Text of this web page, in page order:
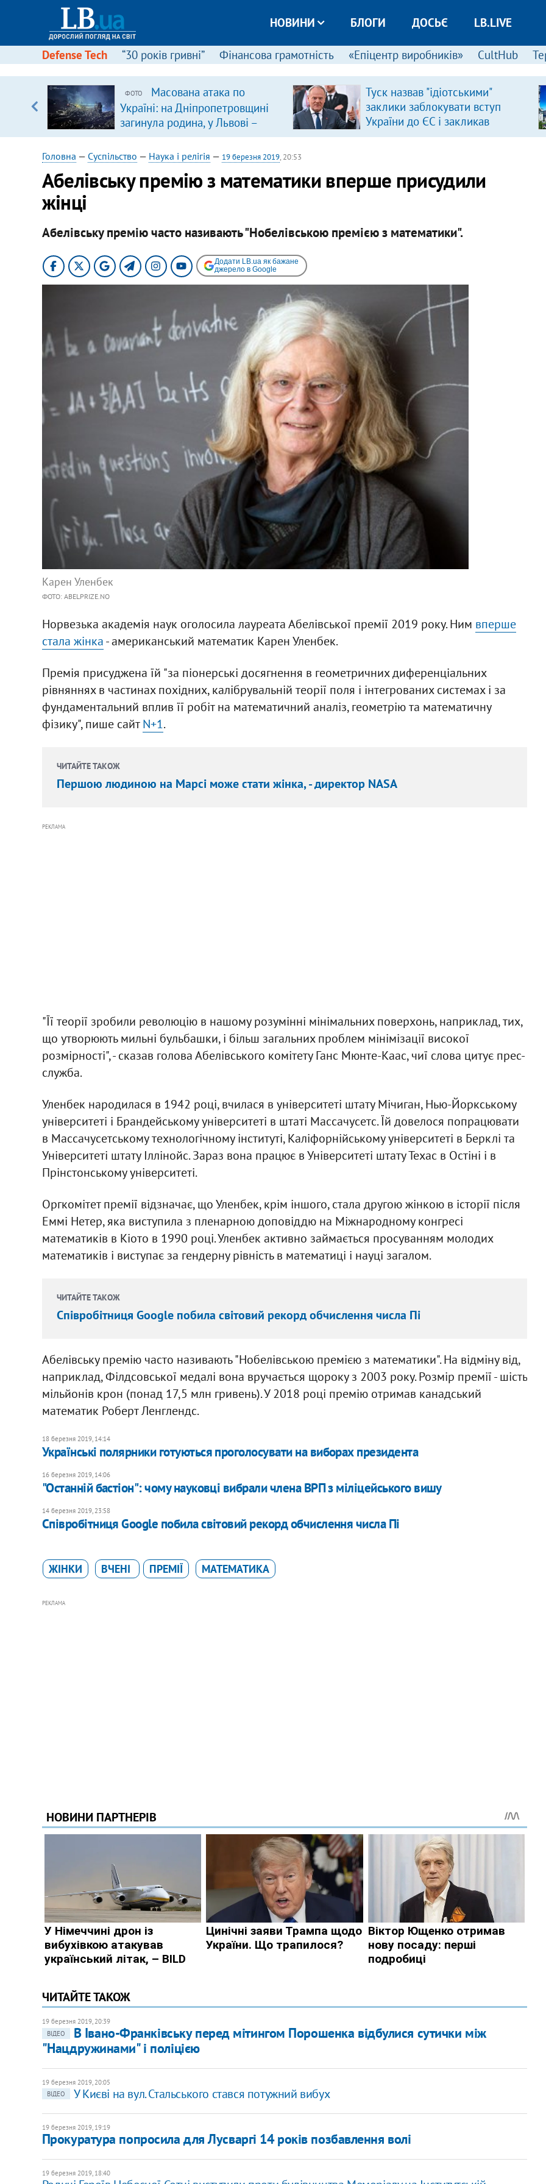
НОВИНИ БЛОГИ ДОСЬЄ LB.LIVE
Defense Tech “30 років гривні” Фінансова грамотність «Епіцентр виробників» CultHub
ФОТО
Масована атака по
Україні: на Дніпропетровщині
загинула родина, у Львові –
удар по багатоповерхівках
(доповнюється)
Туск назвав "ідіотськими"
заклики заблокувати вступ
України до ЄС і закликав
припинити антиукраїнську
Головна — Суспільство — Наука і релігія — 19 березня 2019, 20:53
Абелівську премію з математики вперше присудили
жінці
Абелівську премію часто називають "Нобелівською премією з математики".
Додати LB.ua як бажане
джерело в Google
Карен Уленбек
ФОТО: ABELPRIZE.NO
Норвезька академія наук оголосила лауреата Абелівської премії 2019 року. Ним вперше
стала жінка- американський математик Карен Уленбек.
Премія присуджена їй "за піонерські досягнення в геометричних диференціальних
рівняннях в частинах похідних, калібрувальній теорії поля і інтегрованих системах і за
фундаментальний вплив її робіт на математичний аналіз, геометрію та математичну
фізику", пише сайтN+1.
ЧИТАЙТЕ ТАКОЖ
Першою людиною на Марсі може стати жінка, - директор NASA
РЕКЛАМА
"Її теорії зробили революцію в нашому розумінні мінімальних поверхонь, наприклад, тих,
що утворюють мильні бульбашки, і більш загальних проблем мінімізації високої
розмірності", - сказав голова Абелівського комітету Ганс Мюнте-Каас, чиї слова цитує прес-
служба.
Уленбек народилася в 1942 році, вчилася в університеті штату Мічиган, Нью-Йоркському
університеті і Брандейському університеті в штаті Массачусетс. Їй довелося попрацювати
в Массачусетському технологічному інституті, Каліфорнійському університеті в Берклі та
Університеті штату Іллінойс. Зараз вона працює в Університеті штату Техас в Остіні і в
Прінстонському університеті.
Оргкомітет премії відзначає, що Уленбек, крім іншого, стала другою жінкою в історії після
Еммі Нетер, яка виступила з пленарною доповіддю на Міжнародному конгресі
математиків в Кіото в 1990 році. Уленбек активно займається просуванням молодих
математиків і виступає за гендерну рівність в математиці і науці загалом.
ЧИТАЙТЕ ТАКОЖ
Співробітниця Google побила світовий рекорд обчислення числа Пі
Абелівську премію часто називають "Нобелівською премією з математики". На відміну від,
наприклад, Філдсовської медалі вона вручається щороку з 2003 року. Розмір премії - шість
мільйонів крон (понад 17,5 млн гривень). У 2018 році премію отримав канадський
математик Роберт Ленглендс.
18 березня 2019, 14:14
Українські полярники готуються проголосувати на виборах президента
16 березня 2019, 14:06
"Останній бастіон": чому науковці вибрали члена ВРП з міліцейського вишу
14 березня 2019, 23:58
Співробітниця Google побила світовий рекорд обчислення числа Пі
ЖІНКИ ВЧЕНІ ПРЕМІЇ МАТЕМАТИКА
РЕКЛАМА
ЧИТАЙТЕ ТАКОЖ
19 березня 2019, 20:39
ВІДЕО
В Івано-Франківську перед мітингом Порошенка відбулися сутички між
"Нацдружинами" і поліцією
19 березня 2019, 20:05
ВІДЕО
У Києві на вул. Стальського стався потужний вибух
19 березня 2019, 19:19
Прокуратура попросила для Лусваргі 14 років позбавлення волі
19 березня 2019, 18:40